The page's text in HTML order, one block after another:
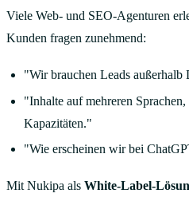
Viele Web- und SEO-Agenturen
Kunden fragen zunehmend:
"Wir brauchen Leads außerhalb
"Inhalte auf mehreren
Kapazitäten."
"Wie erscheinen wir bei
Mit Nukipa als White-Label-